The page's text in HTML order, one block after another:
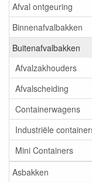
Afval ontgeuring
Binnenafvalbakken
Buitenafvalbakken
Afvalzakhouders
Afvalscheiding
Containerwagens
Industriële
Mini Containers
Asbakken